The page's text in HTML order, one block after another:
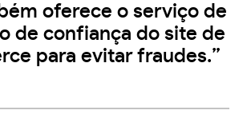
oferece o serviço de
de confiança do site de
para evitar fraudes.”